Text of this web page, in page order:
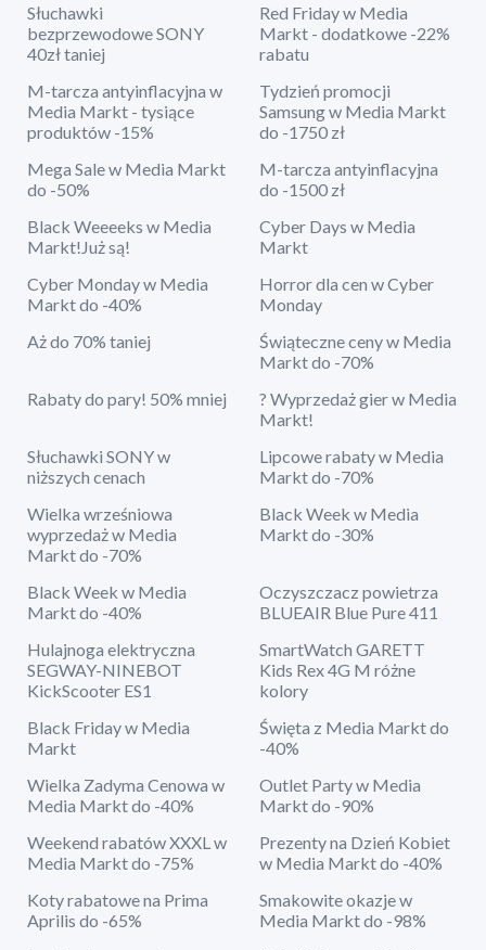
Słuchawki
bezprzewodowe SONY
40zł taniej
Red Friday w Media
Markt - dodatkowe -22%
rabatu
M-tarcza antyinflacyjna w
Media Markt - tysiące
produktów -15%
Tydzień promocji
Samsung w Media Markt
do -1750 zł
Mega Sale w Media Markt
do -50%
M-tarcza antyinflacyjna
do -1500 zł
Black Weeeeks w Media
Markt!Już są!
Cyber Days w Media
Markt
Cyber Monday w Media
Markt do -40%
Horror dla cen w Cyber
Monday
Aż do 70% taniej
Świąteczne ceny w Media
Markt do -70%
Rabaty do pary! 50% mniej
? Wyprzedaż gier w Media
Markt!
Słuchawki SONY w
niższych cenach
Lipcowe rabaty w Media
Markt do -70%
Wielka wrześniowa
wyprzedaż w Media
Markt do -70%
Black Week w Media
Markt do -30%
Black Week w Media
Markt do -40%
Oczyszczacz powietrza
BLUEAIR Blue Pure 411
Hulajnoga elektryczna
SEGWAY-NINEBOT
KickScooter ES1
SmartWatch GARETT
Kids Rex 4G M różne
kolory
Black Friday w Media
Markt
Święta z Media Markt do
-40%
Wielka Zadyma Cenowa w
Media Markt do -40%
Outlet Party w Media
Markt do -90%
Weekend rabatów XXXL w
Media Markt do -75%
Prezenty na Dzień Kobiet
w Media Markt do -40%
Koty rabatowe na Prima
Aprilis do -65%
Smakowite okazje w
Media Markt do -98%